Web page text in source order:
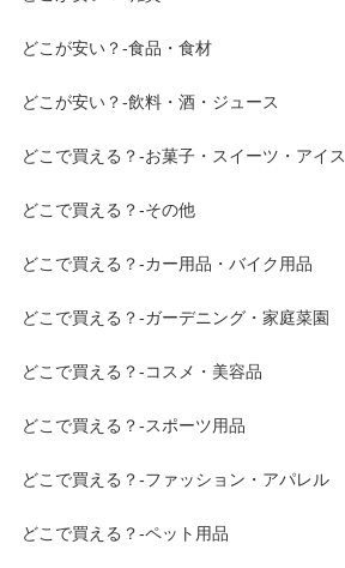
どこが安い？-食品・食材
どこが安い？-飲料・酒・ジュース
どこで買える？-お菓子・スイーツ・アイス
どこで買える？-その他
どこで買える？-カー用品・バイク用品
どこで買える？-ガーデニング・家庭菜園
どこで買える？-コスメ・美容品
どこで買える？-スポーツ用品
どこで買える？-ファッション・アパレル
どこで買える？-ペット用品